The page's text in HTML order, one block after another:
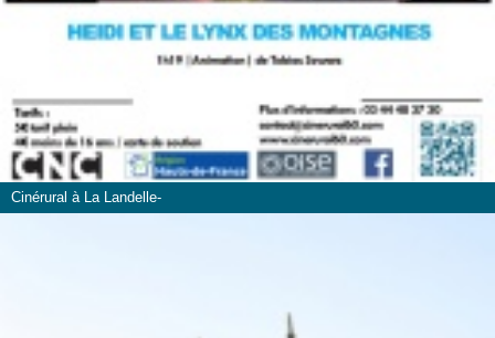
Cinérural à La Landelle-